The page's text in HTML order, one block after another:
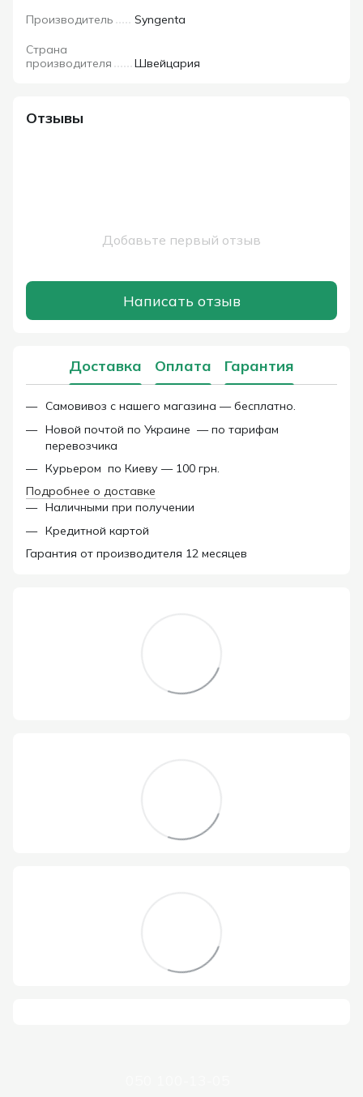
Производитель Syngenta
Страна
производителя
Швейцария
Отзывы
Добавьте первый отзыв
Написать отзыв
Доставка Оплата Гарантия
Самовивоз с нашего магазина — бесплатно.
Новой почтой по Украине — по тарифам
перевозчика
Курьером по Киеву — 100 грн.
Подробнее о доставке
Наличными при получении
Кредитной картой
Гарантия от производителя 12 месяцев